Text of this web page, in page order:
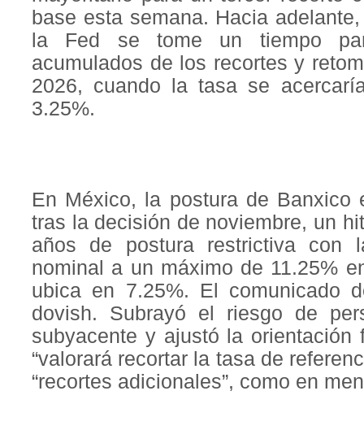
base esta semana. Hacia
la Fed se tome un tiempo
acumulados de los recortes y
2026, cuando la tasa se
3.25%.
En México, la postura de Banxico
tras la decisión de noviembre, un
años de postura restrictiva
nominal a un máximo de 11.25%
ubica en 7.25%. El comunicado
dovish. Subrayó el riesgo de
subyacente y ajustó la orientación
“valorará recortar la tasa de
“recortes adicionales”, como en